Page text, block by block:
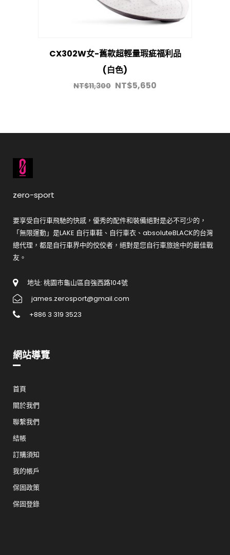
CX302W女-舊款超輕量瑕疵福利品
(白色)
NT$11,300 NT$5,650
zero-sport
要享受自行車飛馳的快感，優秀的配件和裝備絕對是必不可少的，
「無限運動」是LAKE 自行車鞋、自行車衣、absoluteBLACK的台灣
總代理，都是自行車界中的佼佼者，絕對是您自行車旅途中的最佳戰
友。
地址: 桃園市龜山區自強西路104號
james.zerosport@gmail.com
+886 3 319 3523
網站導覽
首頁
關於我們
聯繫我們
結帳
訂購須知
我的帳戶
保固政策
保固登錄